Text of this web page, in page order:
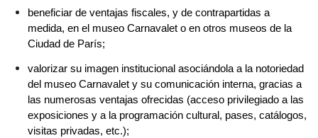
beneficiar de ventajas fiscales, y de contrapartidas a
medida, en el museo Carnavalet o en otros museos de la
Ciudad de París;
valorizar su imagen institucional asociándola a la notoriedad
del museo Carnavalet y su comunicación interna, gracias a
las numerosas ventajas ofrecidas (acceso privilegiado a las
exposiciones y a la programación cultural, pases, catálogos,
visitas privadas, etc.);